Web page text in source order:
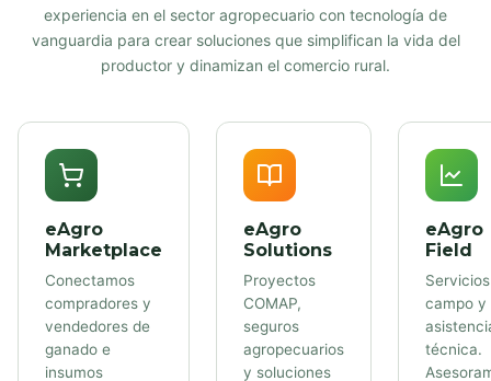
experiencia en el sector agropecuario con tecnología de
vanguardia para crear soluciones que simplifican la vida del
productor y dinamizan el comercio rural.
eAgro
Marketplace
Conectamos
compradores y
vendedores de
ganado e
insumos
eAgro
Solutions
Proyectos
COMAP,
seguros
agropecuarios
y soluciones
eAgro
Field
campo y
técnica.